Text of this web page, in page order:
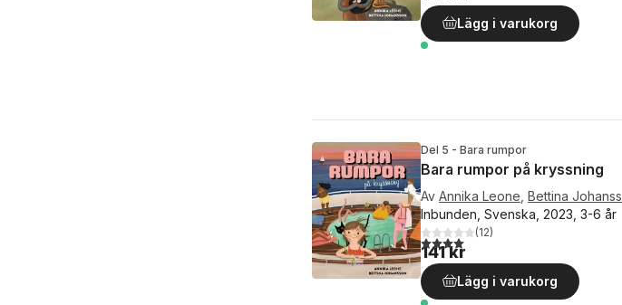
Lägg i varukorg
Del 5 - Bara rumpor
Bara rumpor på kryssning
Av Annika Leone Bettina
Inbunden, Svenska, 2023, 3-6 år
4,0utav 5 stjärnor. Totalt antal
(12)
141 kr
Lägg i varukorg